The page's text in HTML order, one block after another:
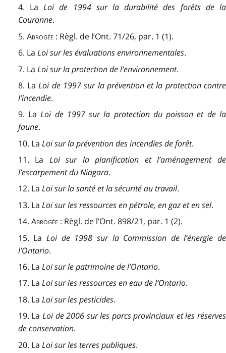
4. LaLoi de 1994 sur la durabilité des forêts de la
Couronne.
5. Abrogée : Règl. de l’Ont. 71/26, par. 1 (1).
6. La Loi sur les évaluations environnementales.
7. La Loi sur la protection de l’environnement.
8. LaLoi de 1997 sur la prévention et la protection contre
l’incendie.
9. LaLoi de 1997 sur la protection du poisson et de la
faune.
10. La Loi sur la prévention des incendies de forêt.
11. La Loi sur la planification et l’aménagement de
l’escarpement du Niagara.
12. La Loi sur la santé et la sécurité au travail.
13. La Loi sur les ressources en pétrole, en gaz et en sel.
14. Abrogée : Règl. de l’Ont. 898/21, par. 1 (2).
15. LaLoi de 1998 sur la Commission de l’énergie de
l’Ontario.
16. La Loi sur le patrimoine de l’Ontario.
17. La Loi sur les ressources en eau de l’Ontario.
18. La Loi sur les pesticides.
19. La Loi de 2006 sur les parcs provinciaux et les réserves
de conservation.
20. La Loi sur les terres publiques.